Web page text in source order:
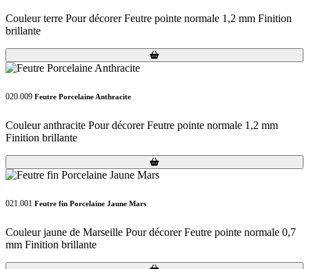
Couleur terre Pour décorer Feutre pointe normale 1,2 mm Finition
brillante
Loading...
Loading...
020.009 Feutre Porcelaine Anthracite
Couleur anthracite Pour décorer Feutre pointe normale 1,2 mm
Finition brillante
Loading...
Loading...
021.001 Feutre fin Porcelaine Jaune Mars
Couleur jaune de Marseille Pour décorer Feutre pointe normale 0,7
mm Finition brillante